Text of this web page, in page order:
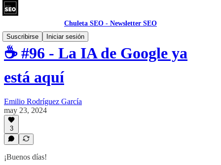
Chuleta SEO - Newsletter SEO
Suscribirse
Iniciar sesión
☕ #96 - La IA de Google ya
está aquí
Emilio Rodríguez García
may 23, 2024
3
¡Buenos días!